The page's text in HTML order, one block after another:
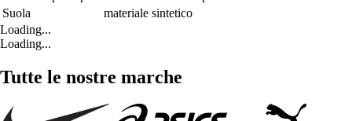
Suola
materiale sintetico
Loading...
Loading...
Tutte le nostre marche